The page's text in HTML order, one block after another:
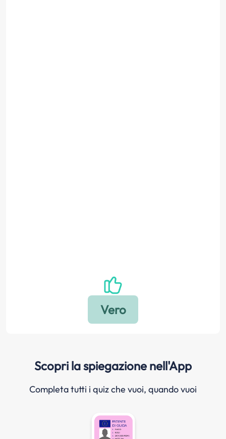
Scopri la spiegazione nell'App
Completa tutti i quiz che vuoi, quando vuoi